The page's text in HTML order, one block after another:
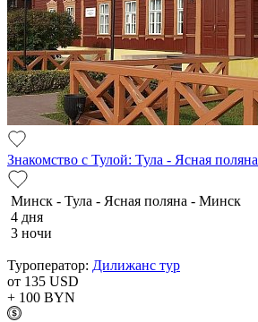
Знакомство с Тулой: Тула - Ясная поляна
Минск - Тула - Ясная поляна - Минск
4 дня
3 ночи
Туроператор: Дилижанс тур
от 135 USD
+ 100 BYN